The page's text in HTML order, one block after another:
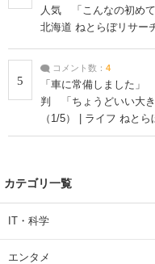
人気 「こんなの初めて
北海道 ねとらぼリサー
5
コメント数： 4
「車に常備しました」
判 「ちょうどいい大き
（1/5） | ライフ ねとら
カテゴリ一覧
IT・科学
エンタメ